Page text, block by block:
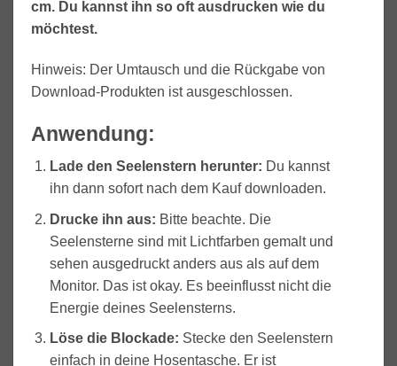
cm. Du kannst ihn so oft ausdrucken wie du
möchtest.
Hinweis: Der Umtausch und die Rückgabe von
Download-Produkten ist ausgeschlossen.
Anwendung:
Lade den Seelenstern herunter: Du kannst
ihn dann sofort nach dem Kauf downloaden.
Drucke ihn aus: Bitte beachte. Die
Seelensterne sind mit Lichtfarben gemalt und
sehen ausgedruckt anders aus als auf dem
Monitor. Das ist okay. Es beeinflusst nicht die
Energie deines Seelensterns.
Löse die Blockade: Stecke den Seelenstern
einfach in deine Hosentasche. Er ist